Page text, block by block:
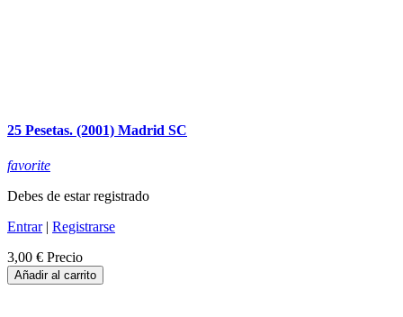
25 Pesetas. (2001) Madrid SC
favorite
Debes de estar registrado
Entrar| Registrarse
3,00 € Precio
Añadir al carrito